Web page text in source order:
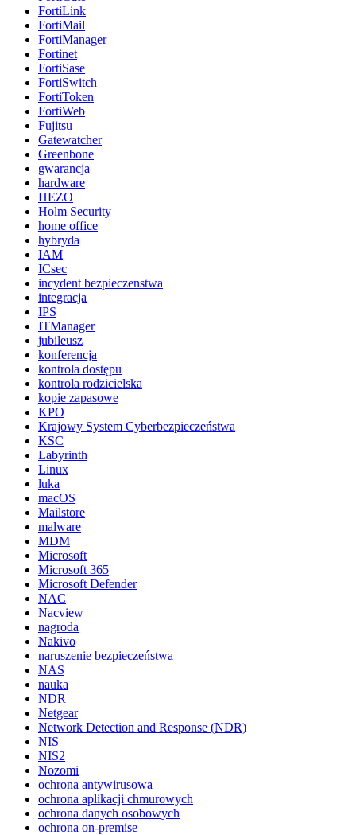
FortiLink
FortiMail
FortiManager
Fortinet
FortiSase
FortiSwitch
FortiToken
FortiWeb
Fujitsu
Gatewatcher
Greenbone
gwarancja
hardware
HEZO
Holm Security
home office
hybryda
IAM
ICsec
incydent bezpieczenstwa
integracja
IPS
ITManager
jubileusz
konferencja
kontrola dostępu
kontrola rodzicielska
kopie zapasowe
KPO
Krajowy System Cyberbezpieczeństwa
KSC
Labyrinth
Linux
luka
macOS
Mailstore
malware
MDM
Microsoft
Microsoft 365
Microsoft Defender
NAC
Nacview
nagroda
Nakivo
naruszenie bezpieczeństwa
NAS
nauka
NDR
Netgear
Network Detection and Response (NDR)
NIS
NIS2
Nozomi
ochrona antywirusowa
ochrona aplikacji chmurowych
ochrona danych osobowych
ochrona on-premise